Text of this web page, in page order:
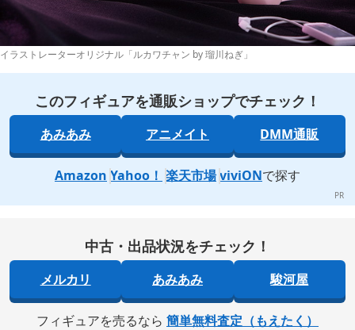
イラストレーターオリジナル「ルカワチャン by 瑠川ねぎ」
このフィギュアを通販ショップでチェック！
あみあみ アニメイト DMM通販
Amazon Yahoo！ 楽天市場 viviONで探す
中古・出品状況をチェック！
メルカリ あみあみ 駿河屋
フィギュアを売るなら 簡単無料査定（もえたく）